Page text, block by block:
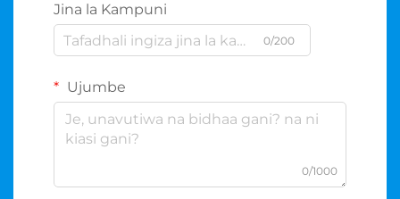
Jina la Kampuni
0/200
Ujumbe
0/1000